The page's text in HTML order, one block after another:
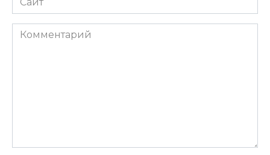
Комментарий